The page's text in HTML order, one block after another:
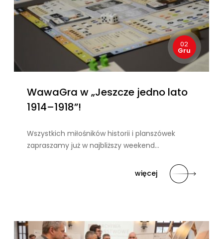
02
Gru
WawaGra w „Jeszcze jedno lato
1914–1918”!
Wszystkich miłośników historii i planszówek
zapraszamy już w najbliższy weekend…
więcej